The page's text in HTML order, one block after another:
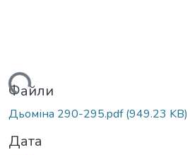
Файли
Дьоміна 290-295.pdf(949.23 KB)
Дата